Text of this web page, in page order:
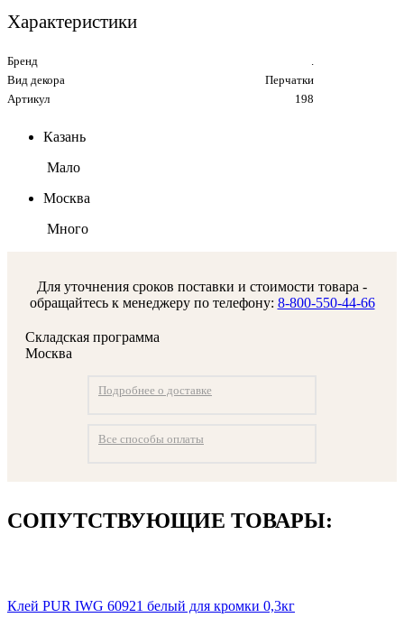
Характеристики
Бренд
Вид декора
Перчатки
Артикул
198
Казань
Мало
Москва
Много
Для уточнения сроков поставки и стоимости товара -
обращайтесь к менеджеру по телефону: 8-800-550-44-66
Складская программа
Москва
Подробнее о доставке
Все способы оплаты
СОПУТСТВУЮЩИЕ ТОВАРЫ:
Клей PUR IWG 60921 белый для кромки 0,3кг